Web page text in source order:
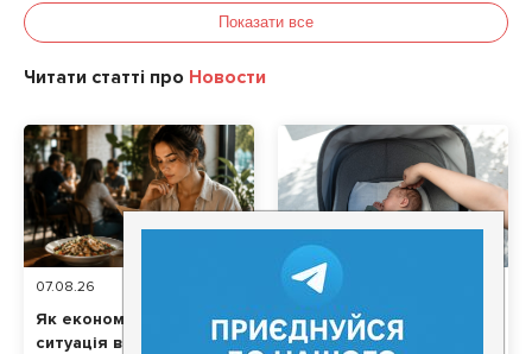
Показати все
Читати статті про Новости
07.08.26
Як економічна
ситуація впливає на
03.07.26
Коляски дитячі: як
підібрати модель під